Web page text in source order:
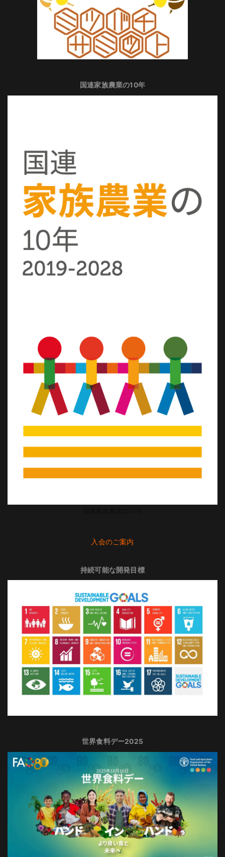
国連家族農業の10年
入会のご案内
持続可能な開発目標
世界食料デー2025